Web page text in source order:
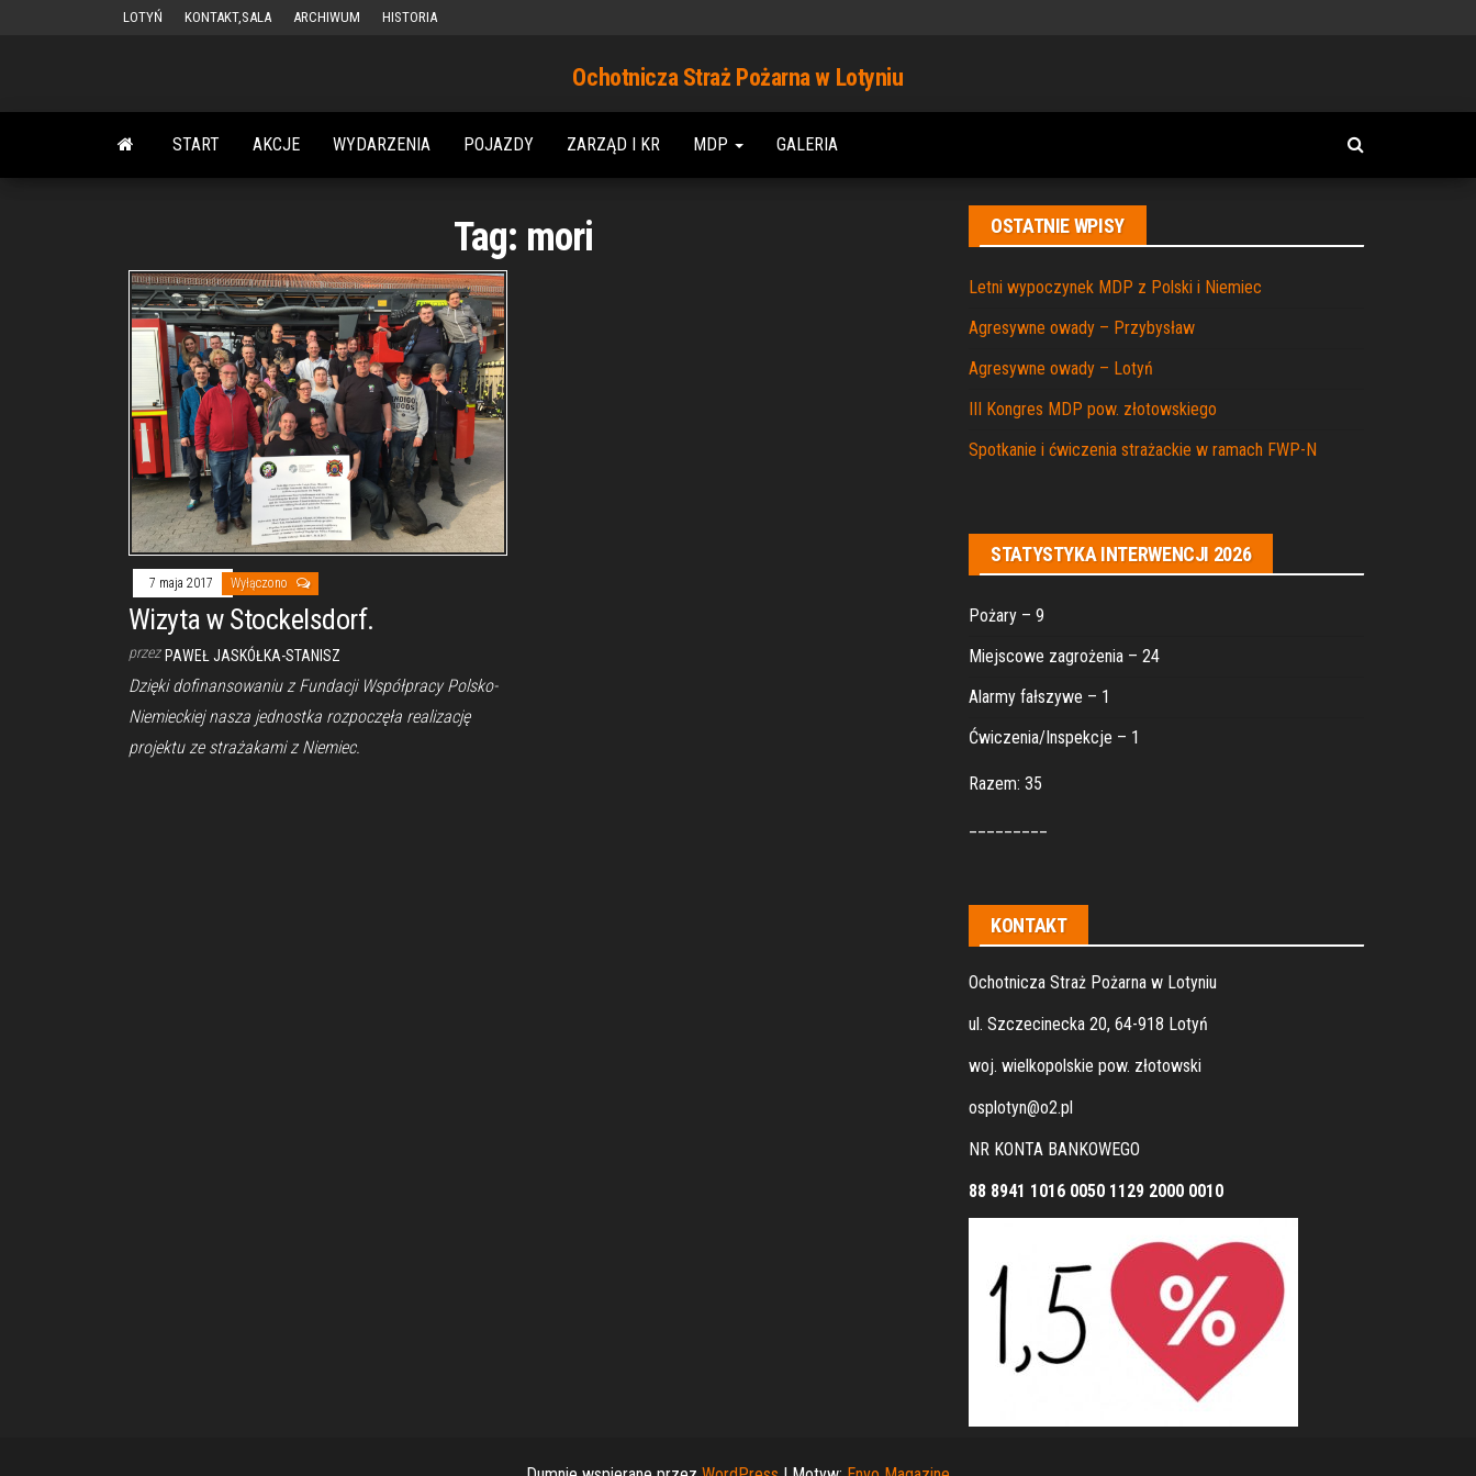
LOTYŃ KONTAKT,SALA ARCHIWUM HISTORIA
Ochotnicza Straż Pożarna w Lotyniu
START AKCJE WYDARZENIA POJAZDY ZARZĄD I KR MDP GALERIA
Tag: mori
7 maja 2017 Wyłączono
Wizyta w Stockelsdorf.
przez PAWEŁ JASKÓŁKA-STANISZ
Dzięki dofinansowaniu z Fundacji Współpracy Polsko-
Niemieckiej nasza jednostka rozpoczęła realizację
projektu ze strażakami z Niemiec.
OSTATNIE WPISY
Letni wypoczynek MDP z Polski i Niemiec
Agresywne owady – Przybysław
Agresywne owady – Lotyń
III Kongres MDP pow. złotowskiego
Spotkanie i ćwiczenia strażackie w ramach FWP-N
STATYSTYKA INTERWENCJI 2026
Pożary – 9
Miejscowe zagrożenia – 24
Alarmy fałszywe – 1
Ćwiczenia/Inspekcje – 1
Razem: 35
KONTAKT
Ochotnicza Straż Pożarna w Lotyniu
ul. Szczecinecka 20, 64-918 Lotyń
woj. wielkopolskie pow. złotowski
osplotyn@o2.pl
NR KONTA BANKOWEGO
88 8941 1016 0050 1129 2000 0010